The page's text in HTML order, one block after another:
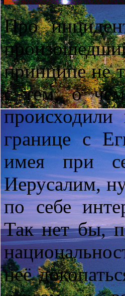
Про
принципе не
с тем, о чём
границе с
имея при
Иерусалим,
по себе
Так нет бы,
неё